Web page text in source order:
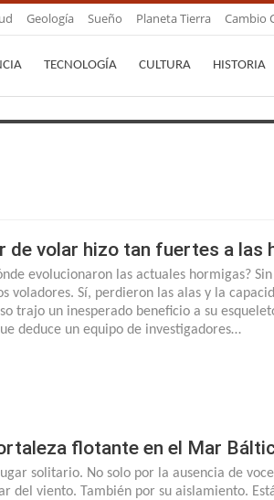
Geología Sueño Planeta Tierra Cambio
TECNOLOGÍA CULTURA HISTORIA
de volar hizo tan fuertes a las
evolucionaron las actuales hormigas?
voladores. Sí, perdieron las alas y la
trajo un inesperado beneficio a su
deduce un equipo de investigadores…
flotante en el Mar
solitario. No solo por la ausencia de
del viento. También por su aislamiento.